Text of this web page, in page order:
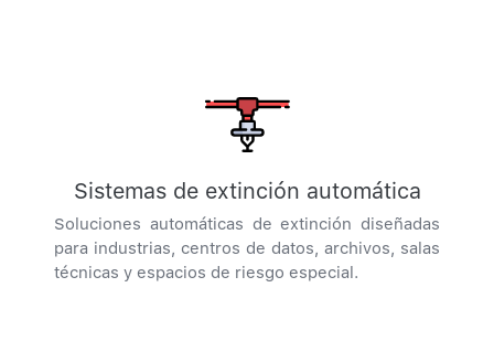
Sistemas de extinción automática
Soluciones automáticas de extinción diseñadas
para industrias, centros de datos, archivos, salas
técnicas y espacios de riesgo especial.